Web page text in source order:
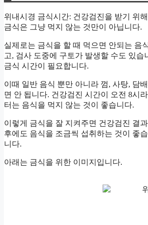
위내시경 금식시간: 건강검진을 받기 위
금식은 그냥 먹지 않는 것만이 아닙니다.
실제로는 금식을 할 때 먹으면 안되는 음
고, 검사 도중에 구토가 발생할 수도 있
금식 시간이 필요합니다.
이때 일반 음식 뿐만 아니라 껌, 사탕, 담
면 안 됩니다. 건강검진 시간이 오전 8시
터는 음식을 먹지 않는 것이 좋습니다.
이렇게 금식을 잘 지켜주면 건강검진 결
후에도 음식을 조금씩 섭취하는 것이 좋
니다.
아래는 금식을 위한 이미지입니다.